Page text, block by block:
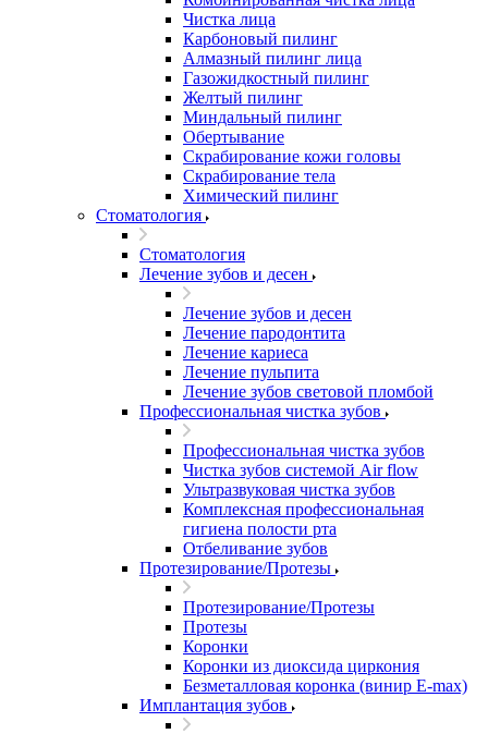
Чистка лица
Карбоновый пилинг
Алмазный пилинг лица
Газожидкостный пилинг
Желтый пилинг
Миндальный пилинг
Обертывание
Скрабирование кожи головы
Скрабирование тела
Химический пилинг
Стоматология
Стоматология
Лечение зубов и десен
Лечение зубов и десен
Лечение пародонтита
Лечение кариеса
Лечение пульпита
Лечение зубов световой пломбой
Профессиональная чистка зубов
Профессиональная чистка зубов
Чистка зубов системой Air flow
Ультразвуковая чистка зубов
Комплексная профессиональная
гигиена полости рта
Отбеливание зубов
Протезирование/Протезы
Протезирование/Протезы
Протезы
Коронки
Коронки из диоксида циркония
Безметалловая коронка (винир E-max)
Имплантация зубов